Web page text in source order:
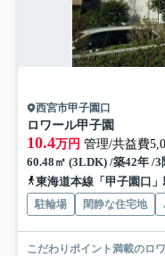
西宮市甲子園口
ロワール甲子園
10.4万円 管理/共益費
60.48㎡ (3LDK) /築42年 /3
東海道本線「甲子園口
駐輪場 閑静な住宅地
こだわりポイント満載のロ